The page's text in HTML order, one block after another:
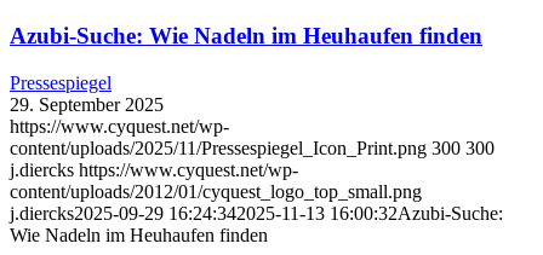
Azubi-Suche: Wie Nadeln im Heuhaufen finden
Pressespiegel
29. September 2025
https://www.cyquest.net/wp-
content/uploads/2025/11/Pressespiegel_Icon_Print.png 300 300
j.diercks https://www.cyquest.net/wp-
content/uploads/2012/01/cyquest_logo_top_small.png
j.diercks2025-09-29 16:24:342025-11-13 16:00:32Azubi-Suche:
Wie Nadeln im Heuhaufen finden